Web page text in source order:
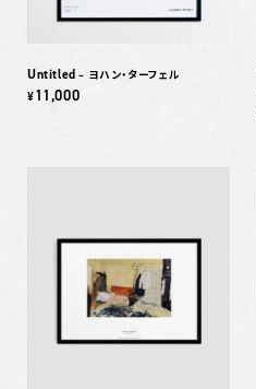
Untitled – ヨハン・ターフェル
¥11,000